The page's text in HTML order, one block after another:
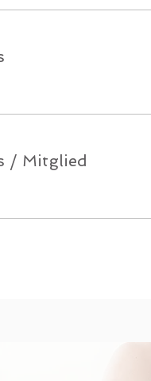
/ Mitglied